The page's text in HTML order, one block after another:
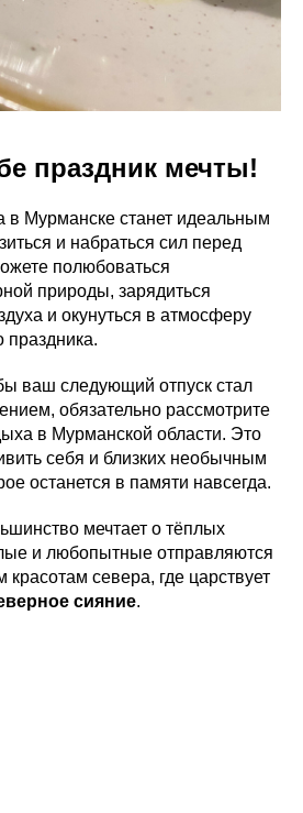
праздник мечты!
в Мурманске станет идеальным
и набраться сил перед
полюбоваться
природы, зарядиться
и окунуться в атмосферу
праздника.
ваш следующий отпуск стал
обязательно рассмотрите
в Мурманской области. Это
себя и близких необычным
останется в памяти навсегда.
мечтает о тёплых
и любопытные отправляются
красотам севера, где царствует
сияние.